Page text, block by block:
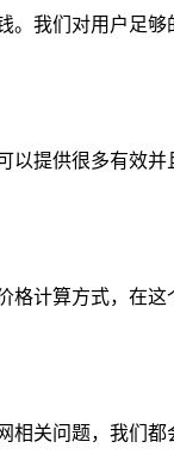
我们对用户足够
提供很多有效
计算方式，在
关问题，我们